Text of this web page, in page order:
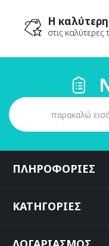
Η
στις καλύτερες
ΠΛΗΡΟΦΟΡΙΕΣ
ΚΑΤΗΓΟΡΙΕΣ